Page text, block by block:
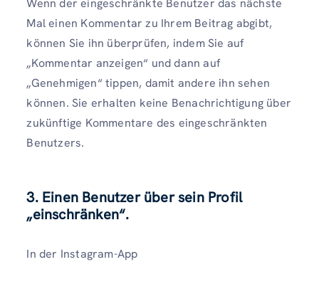
Wenn der eingeschränkte Benutzer das nächste
Mal einen Kommentar zu Ihrem Beitrag abgibt,
können Sie ihn überprüfen, indem Sie auf
„Kommentar anzeigen“ und dann auf
„Genehmigen“ tippen, damit andere ihn sehen
können. Sie erhalten keine Benachrichtigung über
zukünftige Kommentare des eingeschränkten
Benutzers.
3. Einen Benutzer über sein Profil
„einschränken“.
In der Instagram-App